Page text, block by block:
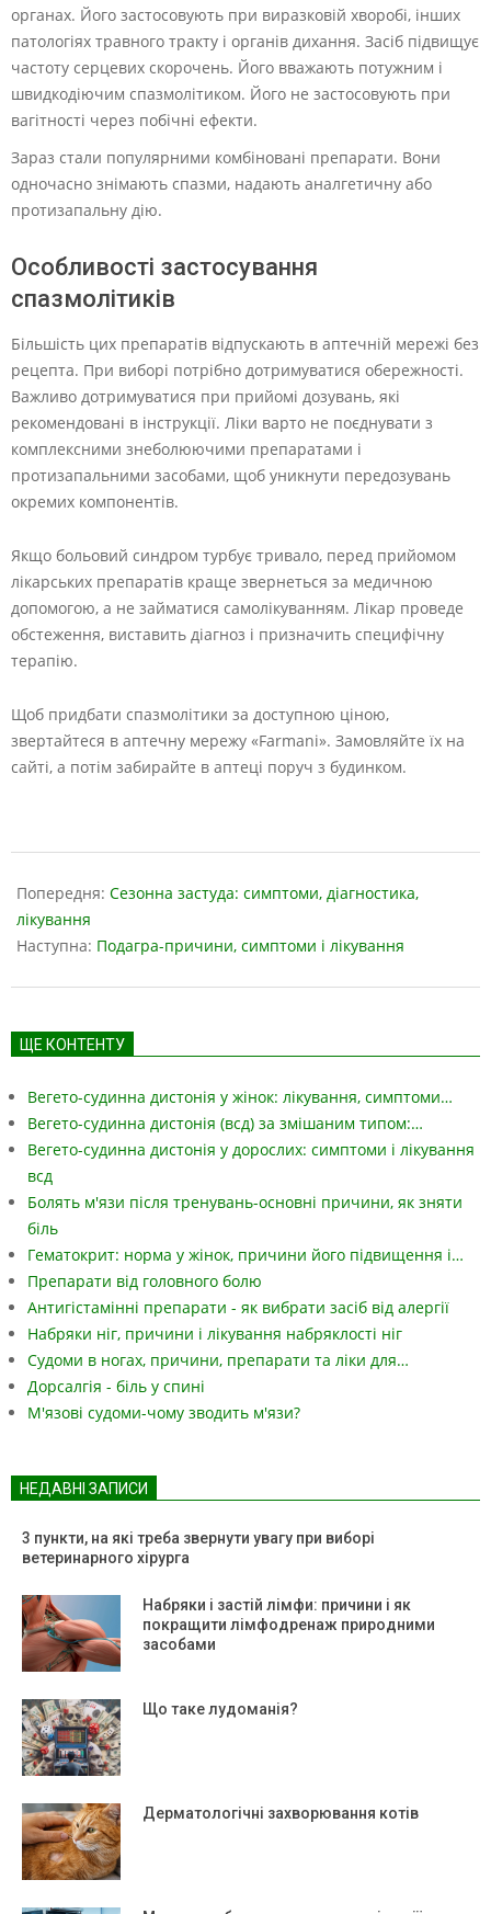
органах. Його застосовують при виразковій хворобі, інших
патологіях травного тракту і органів дихання. Засіб підвищує
частоту серцевих скорочень. Його вважають потужним і
швидкодіючим спазмолітиком. Його не застосовують при
вагітності через побічні ефекти.
Зараз стали популярними комбіновані препарати. Вони
одночасно знімають спазми, надають аналгетичну або
протизапальну дію.
Особливості застосування
спазмолітиків
Більшість цих препаратів відпускають в аптечній мережі без
рецепта. При виборі потрібно дотримуватися обережності.
Важливо дотримуватися при прийомі дозувань, які
рекомендовані в інструкції. Ліки варто не поєднувати з
комплексними знеболюючими препаратами і
протизапальними засобами, щоб уникнути передозувань
окремих компонентів.
Якщо больовий синдром турбує тривало, перед прийомом
лікарських препаратів краще звернеться за медичною
допомогою, а не займатися самолікуванням. Лікар проведе
обстеження, виставить діагноз і призначить специфічну
терапію.
Щоб придбати спазмолітики за доступною ціною,
звертайтеся в аптечну мережу «Farmani». Замовляйте їх на
сайті, а потім забирайте в аптеці поруч з будинком.
05-
13
Попередня: Сезонна застуда: симптоми, діагностика,
лікування
Наступна: Подагра-причини, симптоми і лікування
ЩЕ КОНТЕНТУ
Вегето-судинна дистонія у жінок: лікування, симптоми…
Вегето-судинна дистонія (всд) за змішаним типом:…
Вегето-судинна дистонія у дорослих: симптоми і лікування
всд
Болять м'язи після тренувань-основні причини, як зняти
біль
Гематокрит: норма у жінок, причини його підвищення і…
Препарати від головного болю
Антигістамінні препарати - як вибрати засіб від алергії
Набряки ніг, причини і лікування набряклості ніг
Судоми в ногах, причини, препарати та ліки для…
Дорсалгія - біль у спині
М'язові судоми-чому зводить м'язи?
НЕДАВНІ ЗАПИСИ
3 пункти, на які треба звернути увагу при виборі
ветеринарного хірурга
Набряки і застій лімфи: причини і як
покращити лімфодренаж природними
засобами
Що таке лудоманія?
Дерматологічні захворювання котів